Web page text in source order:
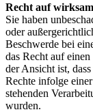
Recht auf
Sie haben
oder
Beschwerde bei
das Recht auf
der Ansicht ist,
Rechte infolge
stehenden
wurden.